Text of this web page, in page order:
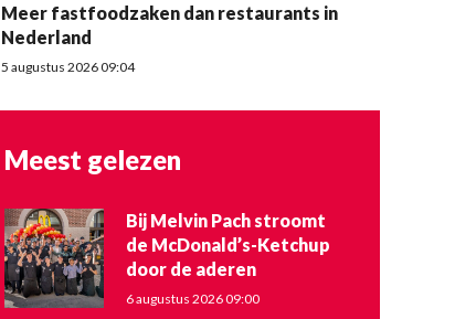
Meer fastfoodzaken dan restaurants in
Nederland
5 augustus 2026 09:04
Meest gelezen
Bij Melvin Pach stroomt
de McDonald’s-Ketchup
door de aderen
6 augustus 2026 09:00